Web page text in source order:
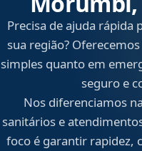
Precisa de ajuda rápida
sua região?
simples quanto em
seguro e
Nos diferenciamos
sanitários e
foco é garantir rapidez,